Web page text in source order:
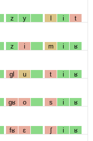
z y l i t
z i m i ʁ
gl u t i ʁ
gʁ o s i ʁ
fʁ ɛ ʃ i ʁ